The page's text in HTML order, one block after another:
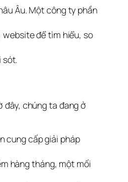
Âu. Một công ty phần
website để tìm hiểu, so
sót.
đây, chúng ta đang ở
cung cấp giải pháp
hàng tháng, một mối